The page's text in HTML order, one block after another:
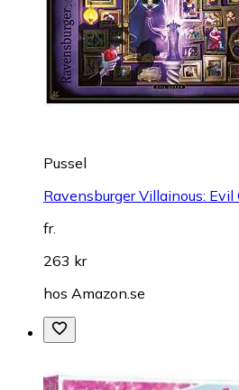
Pussel
Ravensburger Villainous:
fr.
263 kr
hos Amazon.se